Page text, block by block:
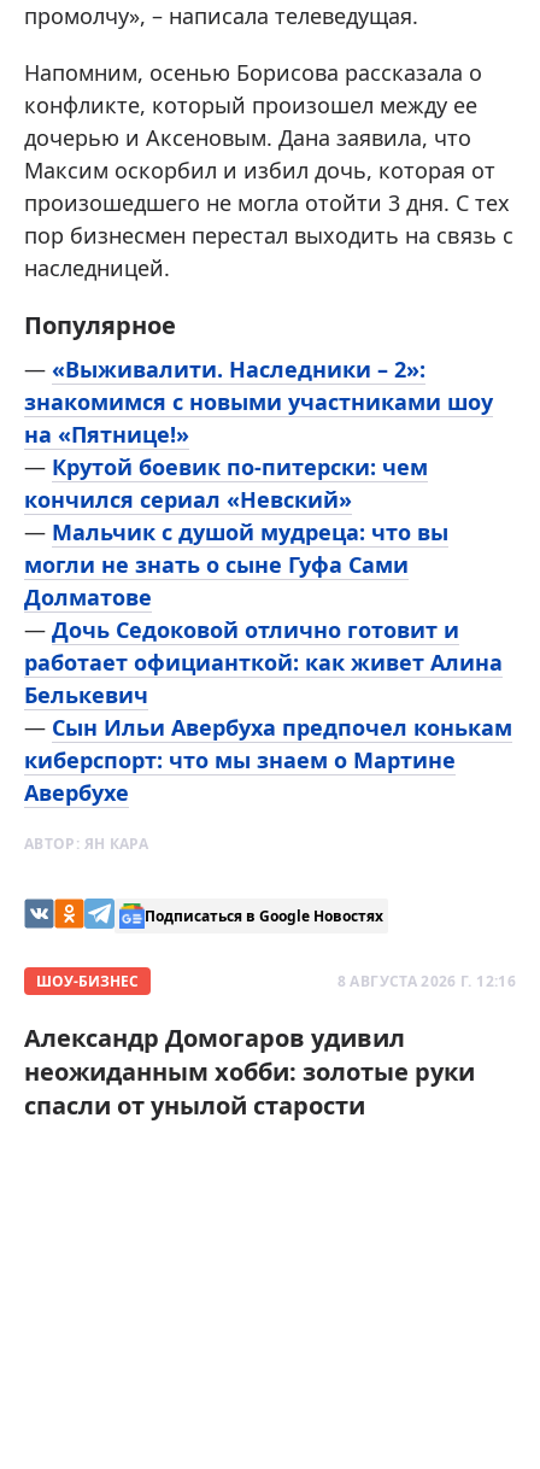
промолчу», – написала телеведущая.
Напомним, осенью Борисова рассказала о
конфликте, который произошел между ее
дочерью и Аксеновым. Дана заявила, что
Максим оскорбил и избил дочь, которая от
произошедшего не могла отойти 3 дня. С тех
пор бизнесмен перестал выходить на связь с
наследницей.
Популярное
— «Выживалити. Наследники – 2»:
знакомимся с новыми участниками шоу
на «Пятнице!»
— Крутой боевик по-питерски: чем
кончился сериал «Невский»
— Мальчик с душой мудреца: что вы
могли не знать о сыне Гуфа Сами
Долматове
— Дочь Седоковой отлично готовит и
работает официанткой: как живет Алина
Белькевич
— Сын Ильи Авербуха предпочел конькам
киберспорт: что мы знаем о Мартине
Авербухе
АВТОР: ЯН КАРА
Подписаться в Google Новостях
ШОУ-БИЗНЕС 8 АВГУСТА 2026 Г. 12:16
Александр Домогаров удивил
неожиданным хобби: золотые руки
спасли от унылой старости